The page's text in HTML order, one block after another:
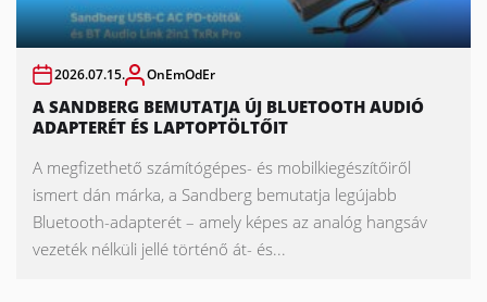
2026.07.15. OnEmOdEr
A SANDBERG BEMUTATJA ÚJ BLUETOOTH AUDIÓ
ADAPTERÉT ÉS LAPTOPTÖLTŐIT
A megfizethető számítógépes- és mobilkiegészítőiről
ismert dán márka, a Sandberg bemutatja legújabb
Bluetooth-adapterét – amely képes az analóg hangsáv
vezeték nélküli jellé történő át- és...